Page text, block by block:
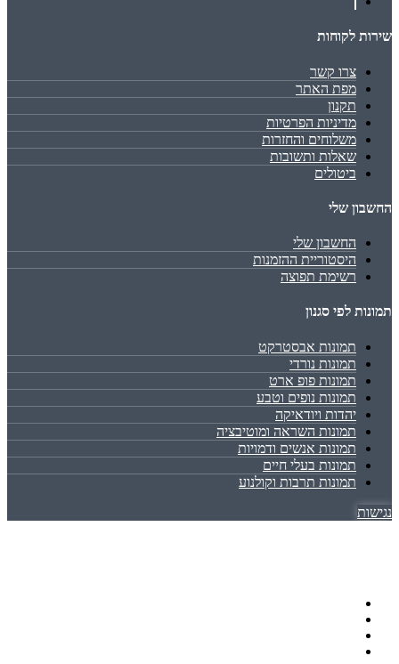
שירות לקוחות
צרו קשר
מפת האתר
תקנון
מדיניות הפרטיות
משלוחים והחזרות
שאלות ותשובות
ביטולים
החשבון שלי
החשבון שלי
היסטוריית ההזמנות
רשימת תפוצה
תמונות לפי סגנון
תמונות אבסטרקט
תמונות נורדי
תמונות פופ ארט
תמונות נופים וטבע
יהדות ויודאיקה
תמונות השראה ומוטיבציה
תמונות אנשים ודמויות
תמונות בעלי חיים
תמונות תרבות וקולנוע
נגישות